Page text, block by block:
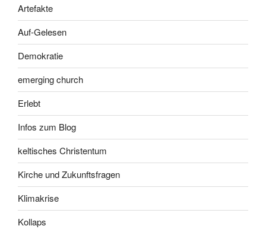
Artefakte
Auf-Gelesen
Demokratie
emerging church
Erlebt
Infos zum Blog
keltisches Christentum
Kirche und Zukunftsfragen
Klimakrise
Kollaps